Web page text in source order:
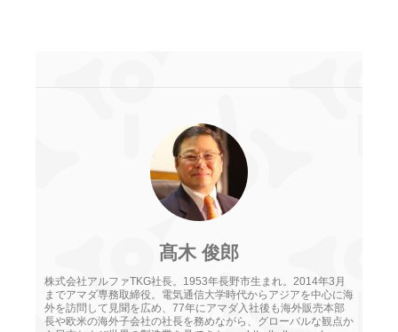
髙木 俊郎
株式会社アルファTKG社長。1953年長野市生まれ。2014年3月
までアマダ専務取締役。電気通信大学時代からアジアを中心に海
外を訪問して見聞を広め、77年にアマダ入社後も海外販売本部
長や欧米の海外子会社の社長を務めながら、グローバルな観点か